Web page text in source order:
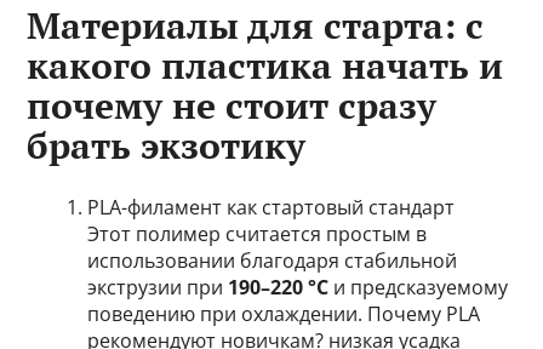
Материалы для старта: с
какого пластика начать и
почему не стоит сразу
брать экзотику
PLA-филамент как стартовый стандарт
Этот полимер считается простым в
использовании благодаря стабильной
экструзии при 190–220 °C и предсказуемому
поведению при охлаждении. Почему PLA
рекомендуют новичкам? низкая усадка